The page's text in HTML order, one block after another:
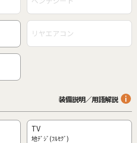
リヤエアコン
装備説明／用語解説
TV
地ﾃﾞｼﾞ(ﾌﾙｾｸﾞ)